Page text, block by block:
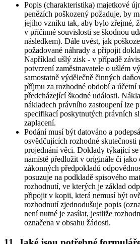
Popis (charakteristika) majetkové
penězích poškozený požaduje, by
jejího vzniku tak, aby bylo zřejmé,
v příčinné souvislosti se škodnou
následkem). Dále uvést, jak
požadované náhrady a připojit
Například ušlý zisk - v případě
potvrzení zaměstnavatele o ušlém
samostatně výdělečně činných
příjmu za rozhodné období a účetní
předcházející škodné události.
nákladech právního zastoupení lze
specifikací poskytnutých právních
zaplacení.
Podání musí být datováno a
osvědčujících rozhodné
projednání věci. Doklady týkající
namístě předložit v originále či jako
zákonných předpokladů
posuzuje na podkladě spisového
rozhodnutí, ve kterých je základ
připojit v kopii, která nemusí být
rozhodnutí zjednodušuje popis
není nutné je zasílat, jestliže
označena v obsahu žádosti.